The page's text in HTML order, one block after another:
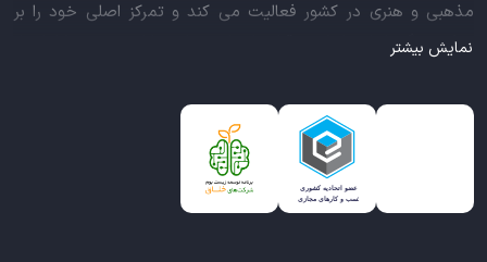
مذهبی و هنری در کشور فعالیت می کند و تمرکز اصلی خود را بر
سبک زندگی ایرانی اسلامی قرار داده است. این بازار مجموعه کاملی از
شما را برای خرید اینترنتی کالاهای فرهنگی، مذهبی و هنری برآورده
ایده خلاقانه عرضه محصولات فرهنگی در بستر اینترنت باعث شد تا
ربیع، علاوه بر داشتن نماد اعتماد الکترونیکی و مجوز سازمان صنفی
نمایش بیشتر